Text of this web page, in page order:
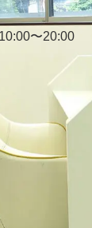
〜20:00